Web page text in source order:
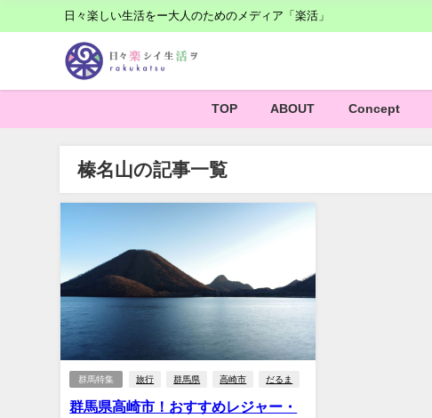
日々楽しい生活をー大人のためのメディア「楽活」
TOP ABOUT Concept
榛名山の記事一覧
群馬特集 旅行 群馬県 高崎市 だるま
群馬県高崎市！おすすめレジャー・